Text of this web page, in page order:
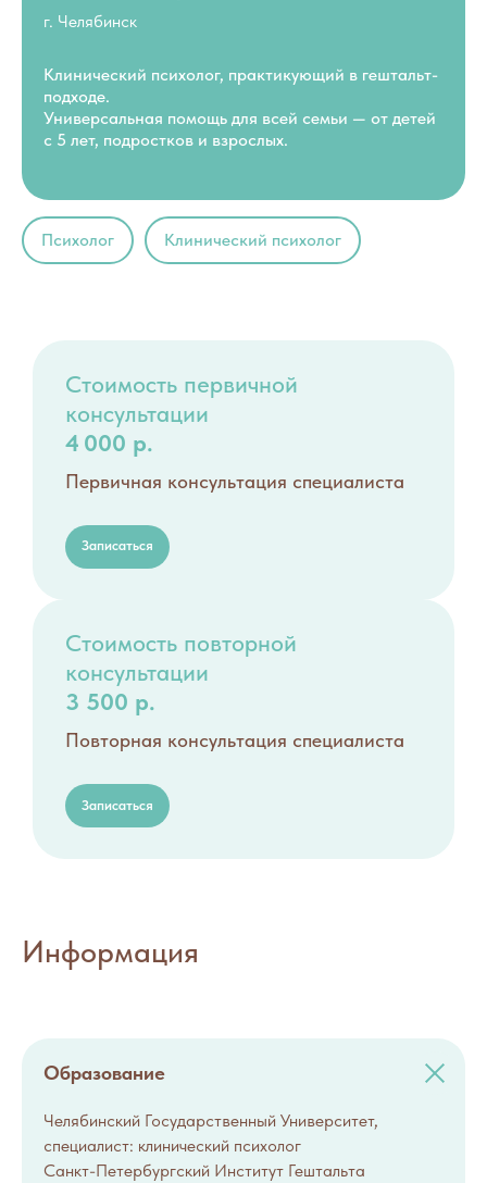
г. Челябинск
Клинический психолог, практикующий в гештальт-
подходе.
Универсальная помощь для всей семьи — от детей
с 5 лет, подростков и взрослых.
Психолог Клинический психолог
Стоимость первичной
консультации
4 000 р.
Первичная консультация специалиста
Записаться
Стоимость повторной
консультации
3 500 р.
Повторная консультация специалиста
Записаться
Информация
Образование
Челябинский Государственный Университет,
специалист: клинический психолог
Санкт-Петербургский Институт Гештальта